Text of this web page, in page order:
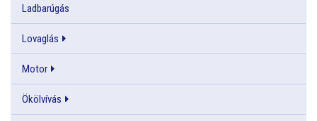
Ladbarúgás
Lovaglás
Motor
Ökölvívás